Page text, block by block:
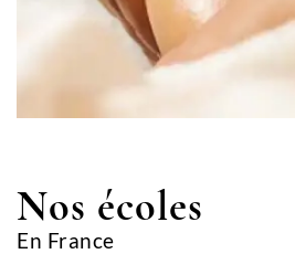
Nos écoles
En France